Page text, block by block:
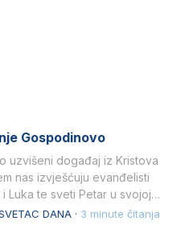
Gospodinovo
uzvišeni događaj iz Kristova
nas izvješćuju evanđelisti
Luka te sveti Petar u svojoj
DANA · 3 minute čitanja